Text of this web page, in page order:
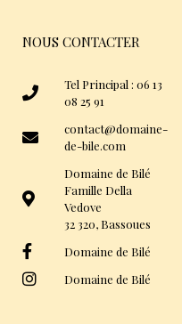
NOUS CONTACTER
Tel Principal : 06 13
08 25 91
contact@domaine-
de-bile.com
Domaine de Bilé
Famille Della
Vedove
32 320, Bassoues
Domaine de Bilé
Domaine de Bilé